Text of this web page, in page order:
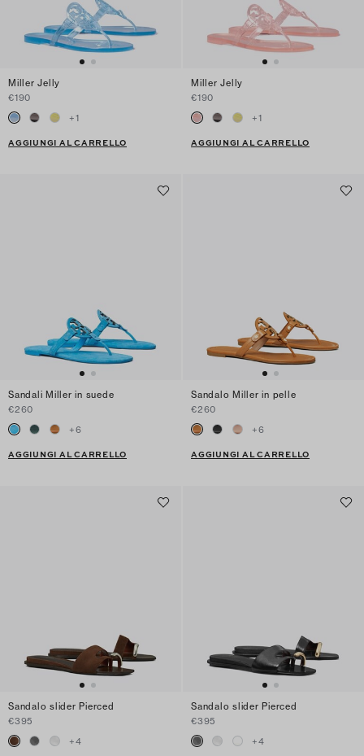
Miller Jelly
€190
+1
AGGIUNGI AL CARRELLO
Miller Jelly
€190
+1
AGGIUNGI AL CARRELLO
Sandali Miller in suede
€260
+6
AGGIUNGI AL CARRELLO
Sandalo Miller in pelle
€260
+6
AGGIUNGI AL CARRELLO
Sandalo slider Pierced
€395
+4
Sandalo slider Pierced
€395
+4